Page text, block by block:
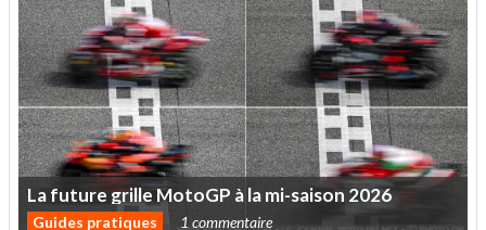
Lafuturegrille MotoGP àlami-saison 2026
Guides pratiques 1 commentaire